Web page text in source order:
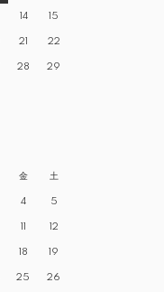
14 15
21 22
28 29
金 土
4 5
12
18 19
25 26